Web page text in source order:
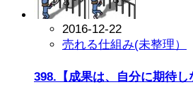
2016-12-22
売れる仕組み(未整理）
398.【成果は、自分に期待し